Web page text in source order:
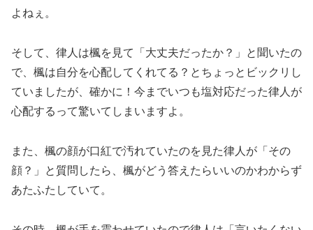
よねぇ。
そして、律人は楓を見て「大丈夫だったか？」と聞いたの
で、楓は自分を心配してくれてる？とちょっとビックリし
ていましたが、確かに！今までいつも塩対応だった律人が
心配するって驚いてしまいますよ。
また、楓の顔が口紅で汚れていたのを見た律人が「その
顔？」と質問したら、楓がどう答えたらいいのかわからず
あたふたしていて。